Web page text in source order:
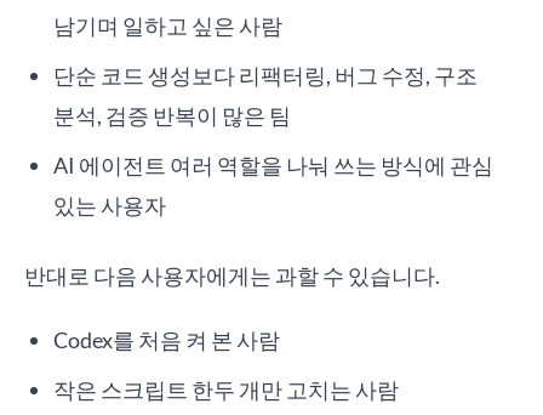
남기며 일하고 싶은 사람
단순 코드 생성보다 리팩터링, 버그 수정, 구조
분석, 검증 반복이 많은 팀
AI 에이전트 여러 역할을 나눠 쓰는 방식에 관심
있는 사용자
반대로 다음 사용자에게는 과할 수 있습니다.
Codex를 처음 켜 본 사람
작은 스크립트 한두 개만 고치는 사람